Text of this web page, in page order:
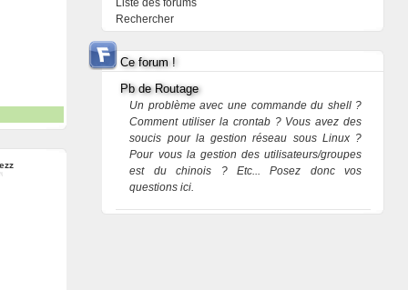
Liste des forums
Rechercher
Ce forum !
Pb de Routage
Un problème avec une commande du shell ?
Comment utiliser la crontab ? Vous avez des
soucis pour la gestion réseau sous Linux ?
Pour vous la gestion des utilisateurs/groupes
est du chinois ? Etc... Posez donc vos
questions ici.